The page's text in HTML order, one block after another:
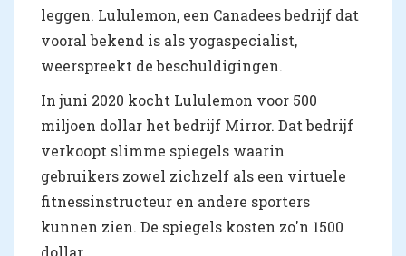
leggen. Lululemon, een Canadees bedrijf dat
vooral bekend is als yogaspecialist,
weerspreekt de beschuldigingen.
In juni 2020 kocht Lululemon voor 500
miljoen dollar het bedrijf Mirror. Dat bedrijf
verkoopt slimme spiegels waarin
gebruikers zowel zichzelf als een virtuele
fitnessinstructeur en andere sporters
kunnen zien. De spiegels kosten zo'n 1500
dollar.